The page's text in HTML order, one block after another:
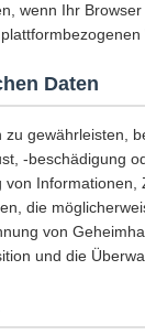
wenn Ihr
Daten
gewährleisten,
-beschädigung
von
die
von
und die